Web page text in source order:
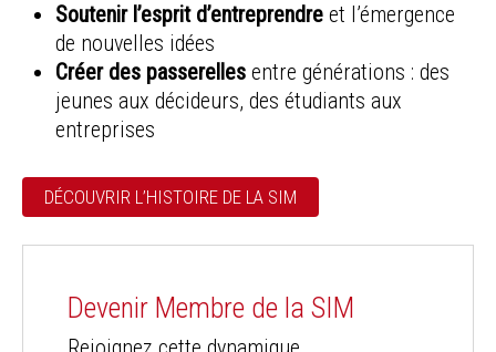
Soutenir l’esprit d’entreprendre et l’émergence
de nouvelles idées
Créer des passerelles entre générations : des
jeunes aux décideurs, des étudiants aux
entreprises
DÉCOUVRIR L’HISTOIRE DE LA SIM
Devenir Membre de la SIM